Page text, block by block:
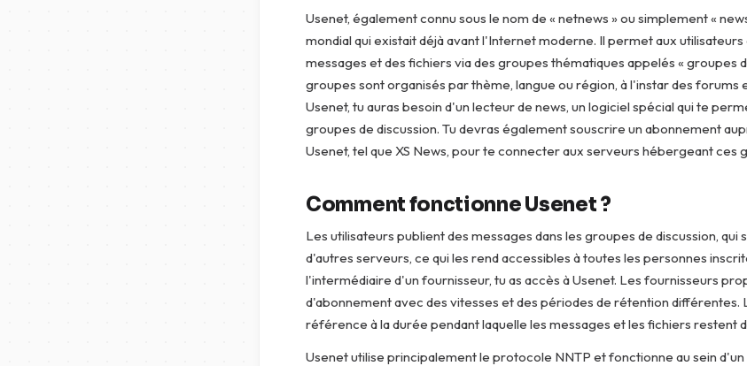
Usenet, également connu sous le nom de « netnews » ou simplement «
mondial qui existait déjà avant l'Internet moderne. Il permet aux
messages et des fichiers via des groupes thématiques appelés « groupes
groupes sont organisés par thème, langue ou région, à l'instar des forums
Usenet, tu auras besoin d'un lecteur de news, un logiciel spécial qui te
groupes de discussion. Tu devras également souscrire un abonnement
Usenet, tel que XS News, pour te connecter aux serveurs hébergeant ces
Comment fonctionne Usenet ?
Les utilisateurs publient des messages dans les groupes de discussion, qui
d'autres serveurs, ce qui les rend accessibles à toutes les personnes
l'intermédiaire d'un fournisseur, tu as accès à Usenet. Les fournisseurs
d'abonnement avec des vitesses et des périodes de rétention différentes.
référence à la durée pendant laquelle les messages et les fichiers restent
Usenet utilise principalement le protocole NNTP et fonctionne au sein